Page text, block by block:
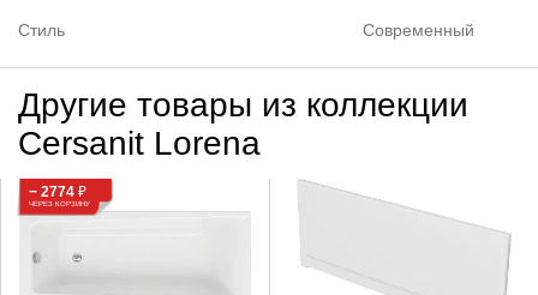
Стиль Современный
Другие товары из коллекции
Cersanit Lorena
− 2774 ₽
ЧЕРЕЗ КОРЗИНУ